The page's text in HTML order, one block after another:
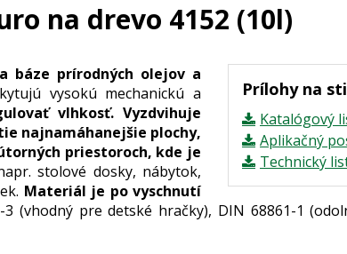
na drevo 4152 (10l)
Prílohy na
Katalógový
Aplikačný
Technický
báze prírodných olejov a
vysokú mechanickú a
vlhkosť. Vyzdvihuje
najnamáhanejšie plochy,
priestoroch, kde je
stolové dosky, nábytok,
Materiál je po vyschnutí
(vhodný pre detské hračky), DIN 68861-1